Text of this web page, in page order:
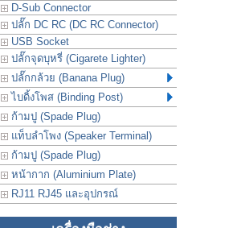
D-Sub Connector
ปลั๊ก DC RC (DC RC Connector)
USB Socket
ปลั๊กจุดบุหรี่ (Cigarete Lighter)
ปลั๊กกล้วย (Banana Plug)
ไบดิ้งโพส (Binding Post)
ก้ามปู (Spade Plug)
แท็บลำโพง (Speaker Terminal)
ก้ามปู (Spade Plug)
หน้ากาก (Aluminium Plate)
RJ11 RJ45 และอุปกรณ์